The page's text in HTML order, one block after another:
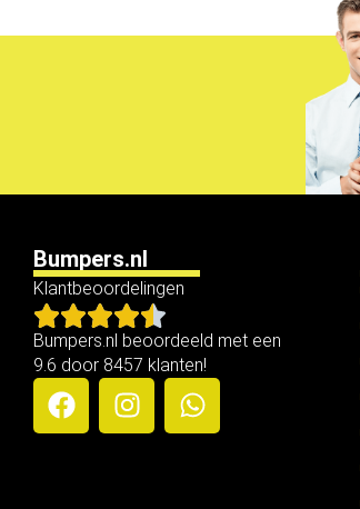
Bumpers.nl
Klantbeoordelingen
Bumpers.nl beoordeeld met een
9.6 door 8457 klanten!